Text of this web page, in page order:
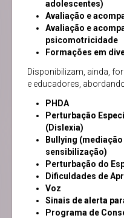
adolescentes)
Avaliação e
Avaliação e
psicomotricidade
Formações em
Disponibilizam, ainda,
e educadores,
PHDA
Perturbação
(Dislexia)
Bullying
sensibilização)
Perturbação do
Dificuldades de
Voz
Sinais de alerta
Programa de